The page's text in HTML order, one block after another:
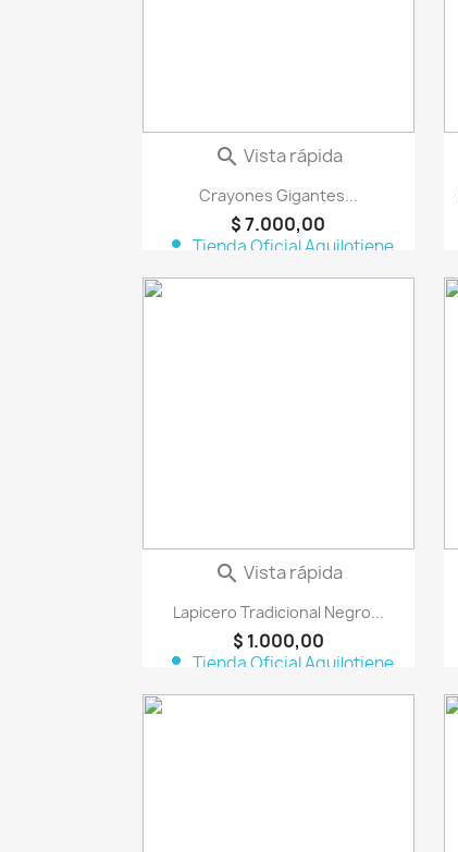
Crayones Gigantes...
$ 7.000,00
person Tienda Oficial Aquilotiene
 Vista rápida
Lapicero Tradicional Negro...
$ 1.000,00
person Tienda Oficial Aquilotiene
 Vista rápida